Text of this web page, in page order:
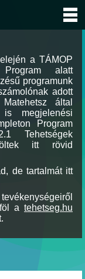
a TÁMOP
Program alatt
programunk
adott
által
is megjelenési
Program
Tehetségek
itt rövid
de tartalmát itt
a tehetseg.hu